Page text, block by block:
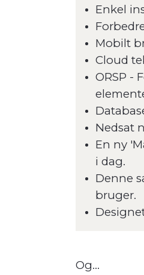
Enkel
Mobilt
Cloud
ORSP -
Nedsat
En ny
i dag.
Denne
bruger.
Og...